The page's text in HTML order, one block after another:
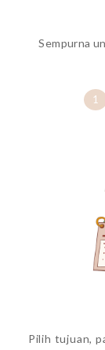
Sempurna
1
Pilih tujuan,